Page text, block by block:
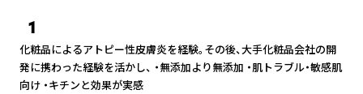
1
化粧品によるアトピー性皮膚炎を経験。その後、大手化粧品会社の開
発に携わった経験を活かし、 ・無添加より無添加 ・肌トラブル・敏感肌
向け ・キチンと効果が実感